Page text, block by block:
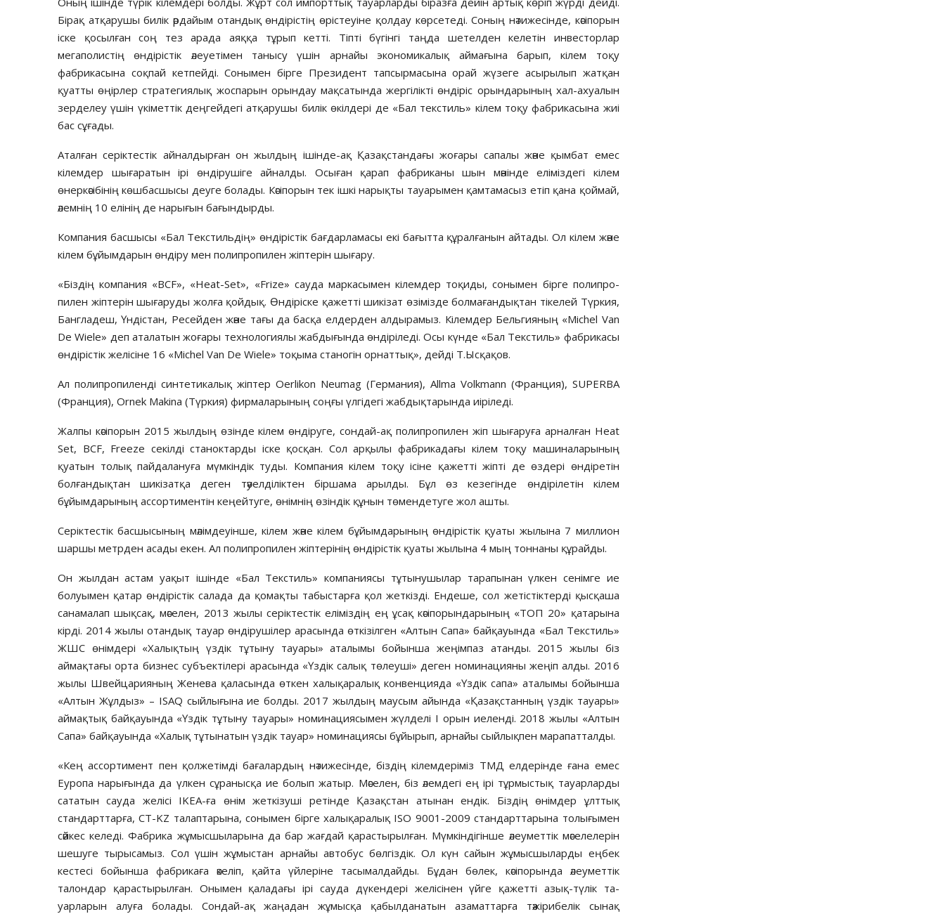
Бірақ атқарушы билік әрдайым отандық өндірістің өрістеуіне қолдау көрсетеді. Соның нәтижесінде, кәсіпорын
іске қосылған соң тез арада аяққа тұрып кетті. Тіпті бүгінгі таңда шетелден келетін инвесторлар
мегаполистің өндірістік әлеуетімен танысу үшін арнайы экономикалық аймағына барып, кілем тоқу
фабрикасына соқпай кетпейді. Сонымен бірге Президент тапсырмасына орай жүзеге асырылып жатқан
қуатты өңірлер стратегиялық жоспарын орындау мақсатында жергілікті өндіріс орын­дарының хал-ахуалын
зерделеу үшін үкіметтік деңгейдегі атқарушы билік өкілдері де «Бал текстиль» кілем тоқу фабрикасына жиі
бас сұғады.
Аталған серіктестік айналдырған он жылдың ішінде-ақ Қазақстандағы жоғары сапалы және қымбат емес
кілемдер шығаратын ірі өндірушіге айналды. Осыған қарап фабриканы шын мәнінде еліміздегі кілем
өнеркәсібінің көшбасшысы деуге болады. Кәсіпорын тек ішкі нарықты тауарымен қамтамасыз етіп қана қоймай,
әлемнің 10 елінің де нарығын бағындырды.
Компания басшысы «Бал Текс­тильдің» өндірістік бағдар­ла­ма­сы екі ба­ғытта құралғанын айтады. Ол кілем және
кілем бұйымдарын өнді­­ру мен полипропилен жіптерін шы­ғару.
«Біздің компания «BCF», «Heat-Set», «Frize» сауда маркасымен кілем­­дер тоқиды, сонымен бірге по­ли­­­­про­­
пилен жіптерін шығаруды жол­ға қойдық. Өндіріске қажетті ши­кі­зат өзімізде болмағандықтан тіке­лей Түркия,
Бангладеш, Үндістан, Ресей­ден және тағы да басқа елдерден алдырамыз. Кілемдер Бель­гия­ның «Michel Van
De Wiele» деп ата­латын жоғары технологиялы жаб­ды­ғында өндіріледі. Осы күнде «Бал Текс­тиль» фабрикасы
өндірістік желі­сіне 16 «Michel Van De Wiele» тоқы­ма станогін орнаттық», дейді Т.Ысқақов.
Ал полипропиленді синте­ти­калық жіптер Oerlikon Neumag (Гер­мания), Allma Volkmann (Франция), SUPERBA
(Франция), Ornek Makina (Түркия) фирмаларының соңғы үлгідегі жабдықтарында иіріледі.
Жалпы кәсіпорын 2015 жылдың өзінде кілем өндіруге, сондай-ақ полипропилен жіп шығаруға арналған Heat
Set, BCF, Freeze секілді станоктарды іске қосқан. Сол арқылы фабрикадағы кілем тоқу машиналарының
қуатын толық пайдалануға мүмкіндік туды. Компания кілем тоқу ісіне қажетті жіпті де өздері өндіретін
болғандық­тан шикізатқа деген тәуелділіктен біршама арылды. Бұл өз кезегінде өндірілетін кілем
бұйымдарының ассортиментін кеңейтуге, өнімнің өзіндік құнын төмендетуге жол ашты.
Серіктестік басшысының мәлі­­м­деуінше, кілем және кілем бұйым­дарының өндірістік қуаты жылына 7 миллион
шаршы метрден асады екен. Ал полипропилен жіптерінің өндірістік қуаты жылына 4 мың тоннаны құрайды.
Он жылдан астам уақыт ішінде «Бал Текстиль» компаниясы тұты­нушылар тарапынан үлкен сенімге ие
болуымен қатар өндірістік салада да қомақты табыстарға қол жеткізді. Ендеше, сол жетістіктер­ді қысқаша
санамалап шықсақ, мәселен, 2013 жылы серіктестік еліміздің ең ұсақ кәсіпорындарының «ТОП 20» қатарына
кірді. 2014 жылы отандық тауар өндірушілер арасында өткізілген «Алтын Сапа» бай­қауында «Бал Текстиль»
ЖШС өнімдері «Халықтың үздік тұтыну тауары» аталымы бойынша жеңімпаз атанды. 2015 жылы біз
аймақтағы орта бизнес субъектілері арасында «Үздік салық төлеуші» деген номинацияны жеңіп алды. 2016
жылы Швейцарияның Женева қаласында өткен халықаралық конвенцияда «Үздік сапа» аталымы бойынша
«Алтын Жұлдыз» – ISAQ сыйлығына ие болды. 2017 жылдың маусым айында «Қазақстанның үздік тауары»
аймақтық байқауында «Үздік тұтыну тауары» номинациясымен жүлделі I орын иеленді. 2018 жылы «Алтын
Cапа» байқауында «Халық тұтынатын үздік тауар» номинация­сы бұйырып, арнайы сыйлықпен марапатталды.
«Кең ассортимент пен қол­жетімді бағалардың нәти­же­сінде, біздің кілемдеріміз ТМД елдерінде ғана емес
Еуропа нарығында да үлкен сұранысқа ие болып жатыр. Мәселен, біз әлемдегі ең ірі тұрмыстық тауарларды
сата­тын сауда желісі IKEA-ға өнім жеткізуші ретінде Қазақстан атынан ендік. Біздің өнімдер ұлттық
стандарттарға, СТ-KZ талаптарына, сонымен бірге халықаралық ISO 9001-2009 стандарттарына толы­ғымен
сәйкес келеді. Фабрика жұмыс­шыларына да бар жағдай қарастырылған. Мүмкіндігінше әлеуметтік мәселелерін
шешуге тырысамыз. Сол үшін жұмыстан арнайы автобус бөлгіздік. Ол күн сайын­ жұмысшыларды еңбек
кестесі бойынша фабрикаға әкеліп, қайта үйле­ріне тасымалдайды. Бұдан бөлек, кәсіп­орында әлеуметтік
талондар қарас­т­­ырылған. Онымен қаладағы ірі сауда дүкендері желі­сінен үйге қ­а­жетті азық-түлік та­
уарларын алуға болады. Сондай-ақ жаңадан жұ­мысқа қабылданатын азаматтарға тәжі­рибелік сынақ